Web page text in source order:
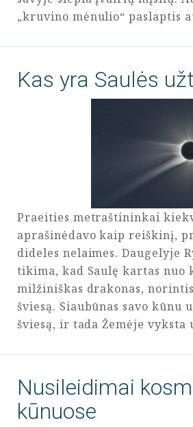
„kruvino mėnulio“ paslaptis
Kas yra Saulės
Praeities metraštininkai
aprašinėdavo kaip reiškinį,
dideles nelaimes. Daugelyje
tikima, kad Saulę kartas nuo
milžiniškas drakonas,
šviesą. Siaubūnas savo kūnu
šviesą, ir tada Žemėje vyksta
Nusileidimai
kūnuose